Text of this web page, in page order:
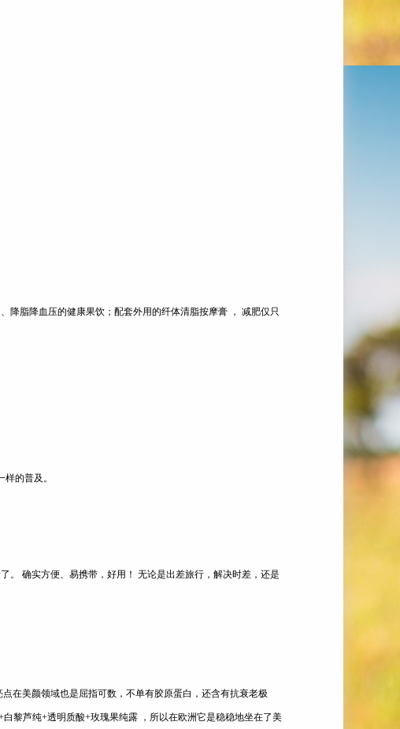
降脂降血压的健康果饮；配套外用的纤体清脂按摩膏 ， 减肥仅只
的普及。
。 确实方便、易携带，好用！ 无论是出差旅行，解决时差，还是
在美颜领域也是屈指可数，不单有胶原蛋白，还含有抗衰老极
黎芦纯+透明质酸+玫瑰果纯露 ，所以在欧洲它是稳稳地坐在了美